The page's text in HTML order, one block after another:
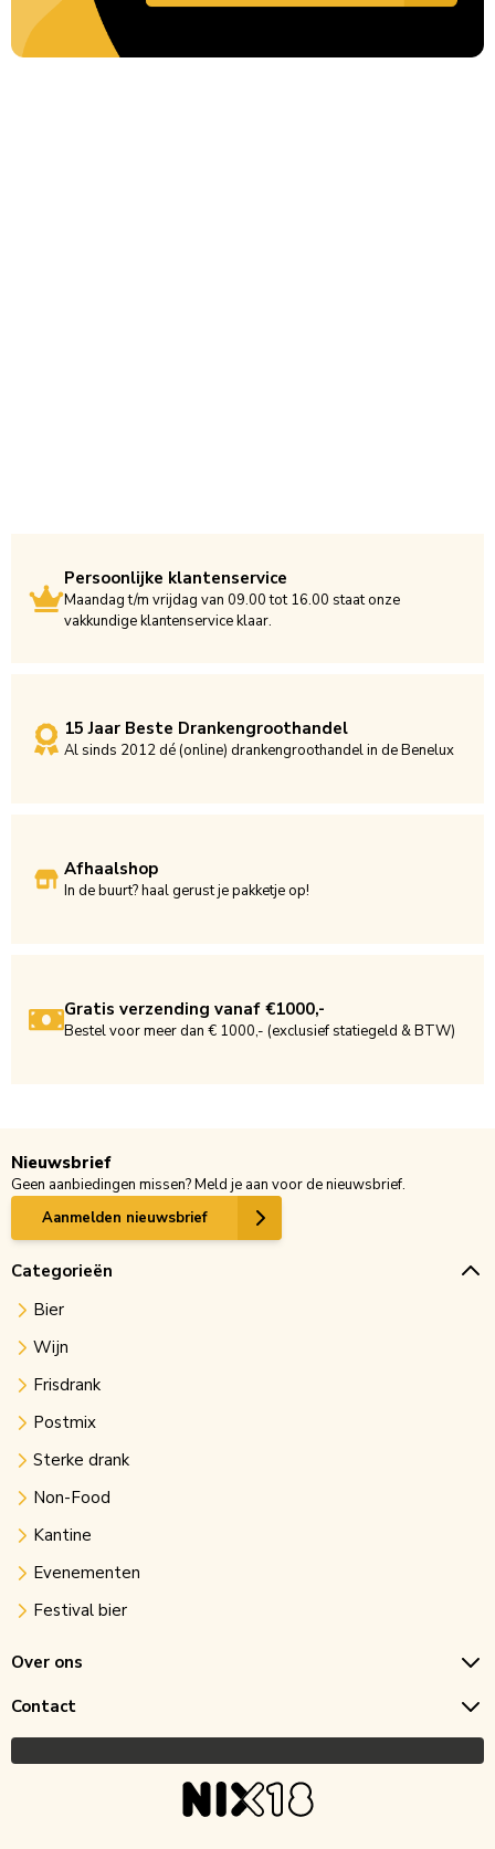
Persoonlijke klantenservice
Maandag t/m vrijdag van 09.00 tot 16.00 staat onze
vakkundige klantenservice klaar.
15 Jaar Beste Drankengroothandel
Al sinds 2012 dé (online) drankengroothandel in de Benelux
Afhaalshop
In de buurt? haal gerust je pakketje op!
Gratis verzending vanaf €1000,-
Bestel voor meer dan € 1000,- (exclusief statiegeld & BTW)
Nieuwsbrief
Geen aanbiedingen missen? Meld je aan voor de nieuwsbrief.
Aanmelden nieuwsbrief
Categorieën
Bier
Wijn
Frisdrank
Postmix
Sterke drank
Non-Food
Kantine
Evenementen
Festival bier
Over ons
Contact